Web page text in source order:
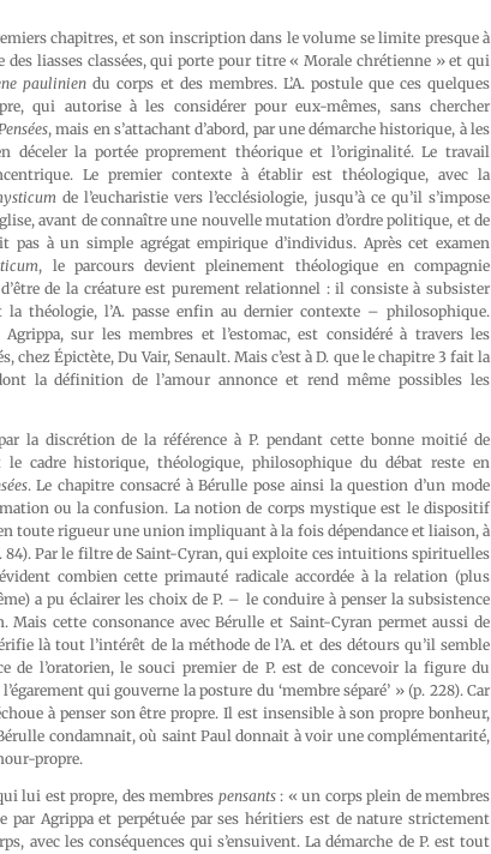
chapitres, et son inscription dans le volume se limite presque à
des liasses classées, qui porte pour titre « Morale chrétienne » et qui
paulinien du corps et des membres. L’A. postule que ces quelques
qui autorise à les considérer pour eux-mêmes, sans chercher
, mais en s’attachant d’abord, par une démarche historique, à les
déceler la portée proprement théorique et l’originalité. Le travail
Le premier contexte à établir est théologique, avec la
de l’eucharistie vers l’ecclésiologie, jusqu’à ce qu’il s’impose
avant de connaître une nouvelle mutation d’ordre politique, et de
à un simple agrégat empirique d’individus. Après cet examen
, le parcours devient pleinement théologique en compagnie
de la créature est purement relationnel : il consiste à subsister
la théologie, l’A. passe enfin au dernier contexte – philosophique.
Agrippa, sur les membres et l’estomac, est considéré à travers les
Épictète, Du Vair, Senault. Mais c’est à D. que le chapitre 3 fait la
la définition de l’amour annonce et rend même possibles les
la discrétion de la référence à P. pendant cette bonne moitié de
le cadre historique, théologique, philosophique du débat reste en
. Le chapitre consacré à Bérulle pose ainsi la question d’un mode
ou la confusion. La notion de corps mystique est le dispositif
toute rigueur une union impliquant à la fois dépendance et liaison, à
84). Par le filtre de Saint-Cyran, qui exploite ces intuitions spirituelles
combien cette primauté radicale accordée à la relation (plus
a pu éclairer les choix de P. – le conduire à penser la subsistence
Mais cette consonance avec Bérulle et Saint-Cyran permet aussi de
là tout l’intérêt de la méthode de l’A. et des détours qu’il semble
de l’oratorien, le souci premier de P. est de concevoir la figure du
qui gouverne la posture du ‘membre séparé’ » (p. 228). Car
à penser son être propre. Il est insensible à son propre bonheur,
condamnait, où saint Paul donnait à voir une complémentarité,
propre.
lui est propre, des membres pensants: « un corps plein de membres
par Agrippa et perpétuée par ses héritiers est de nature strictement
avec les conséquences qui s’ensuivent. La démarche de P. est tout